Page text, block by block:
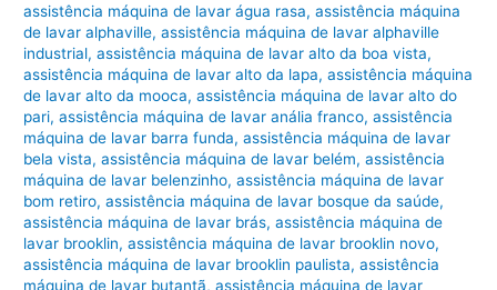
assistência máquina de lavar água rasa,assistência máquina
de lavar alphaville,assistência máquina de lavar alphaville
industrial,assistência máquina de lavar alto da boa vista,
assistência máquina de lavar alto da lapa,assistência máquina
de lavar alto da mooca,assistência máquina de lavar alto do
pari,assistência máquina de lavar anália franco,assistência
máquina de lavar barra funda,assistência máquina de lavar
bela vista,assistência máquina de lavar belém,assistência
máquina de lavar belenzinho,assistência máquina de lavar
bom retiro,assistência máquina de lavar bosque da saúde,
assistência máquina de lavar brás,assistência máquina de
lavar brooklin,assistência máquina de lavar brooklin novo,
assistência máquina de lavar brooklin paulista,assistência
máquina de lavar butantã,assistência máquina de lavar